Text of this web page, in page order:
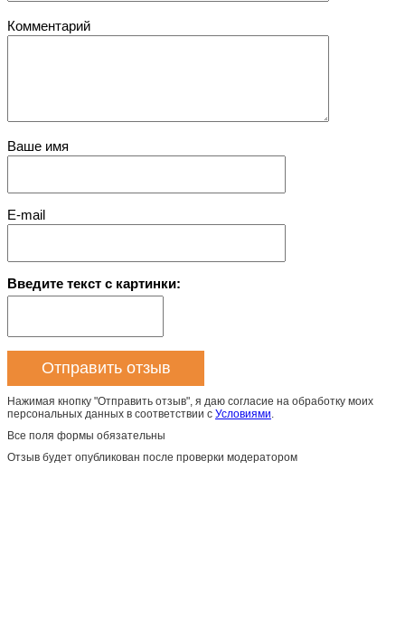
Комментарий
Ваше имя
E-mail
Введите текст с картинки:
Нажимая кнопку "Отправить отзыв", я даю согласие на обработку моих
персональных данных в соответствии с Условиями.
Все поля формы обязательны
Отзыв будет опубликован после проверки модератором